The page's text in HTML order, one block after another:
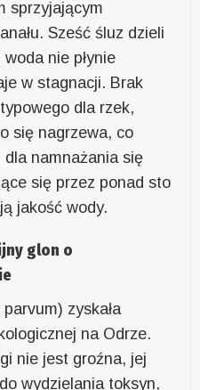
sprzyjającym
Sześć śluz dzieli
nie płynie
w stagnacji. Brak
dla rzek,
się nagrzewa, co
namnażania się
się przez ponad sto
jakość wody.
glon o
zyskała
na Odrze.
nie jest groźna, jej
wydzielania toksyn,